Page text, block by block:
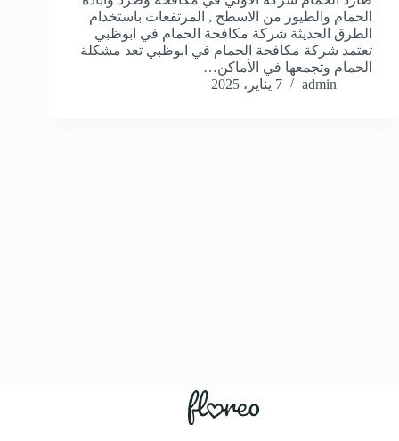
الحمام والطيور من الاسطح , المرتفعات باستخدام
الطرق الحديثة شركة مكافحة الحمام في ابوظبي
تعتمد شركة مكافحة الحمام في ابوظبي تعد مشكلة
الحمام وتجمعها في الأماكن…
admin
7 يناير، 2025